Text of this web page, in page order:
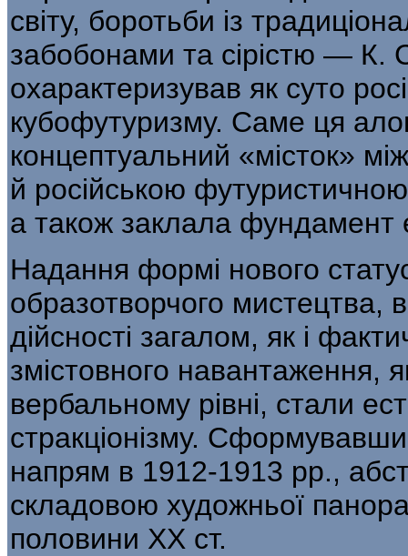
світу, боротьби із
забобонами та сірістю — К.
охарактеризував як суто
кубофутуризму. Саме ця
концептуальний «місток»
й російською
а також заклала фундамент
Надання формі нового
образотвор­чого мистецтва,
дійсності загалом, як і
змістовного навантаження,
вербальному рівні, стали
стракціонізму.
напрям в 1912-1913 рр.,
складовою художньої
половини XX ст.